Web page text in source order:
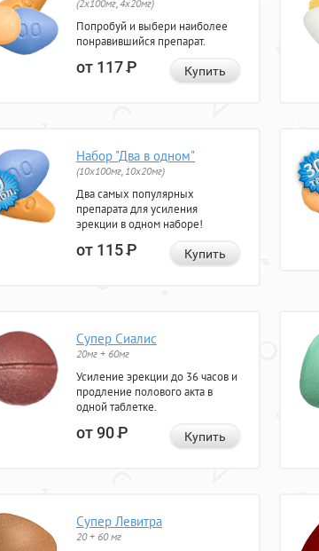
(2x100мг, 4x20мг)
Попробуй и выбери наиболее
понравившийся препарат.
от 117Р Купить
Набор "Два в одном"
(10x100мг, 10x20мг)
Два самых популярных
препарата для усиления
эрекции в одном наборе!
от 115Р Купить
Супер Сиалис
20мг + 60мг
Усиление эрекции до 36 часов и
продление полового акта в
одной таблетке.
от 90Р Купить
Супер Левитра
20 + 60 мг